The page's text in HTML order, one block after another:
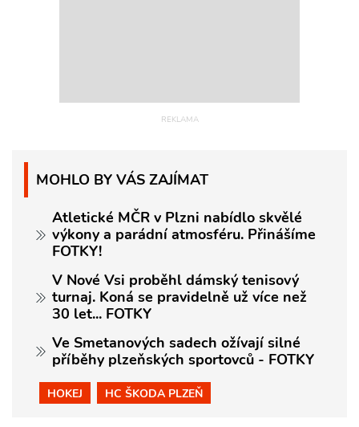
MOHLO BY VÁS ZAJÍMAT
Atletické MČR v Plzni nabídlo skvělé
výkony a parádní atmosféru. Přinášíme
FOTKY!
V Nové Vsi proběhl dámský tenisový
turnaj. Koná se pravidelně už více než
30 let... FOTKY
Ve Smetanových sadech ožívají silné
příběhy plzeňských sportovců - FOTKY
HOKEJ HC ŠKODA PLZEŇ